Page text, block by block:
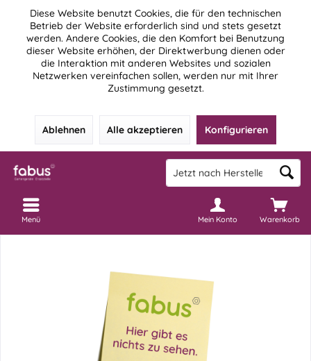
Diese Website benutzt Cookies, die für den technischen
Betrieb der Website erforderlich sind und stets gesetzt
werden. Andere Cookies, die den Komfort bei Benutzung
dieser Website erhöhen, der Direktwerbung dienen oder
die Interaktion mit anderen Websites und sozialen
Netzwerken vereinfachen sollen, werden nur mit Ihrer
Zustimmung gesetzt.
Ablehnen Alle akzeptieren Konfigurieren
Warenkorb
Mein Konto
Menü